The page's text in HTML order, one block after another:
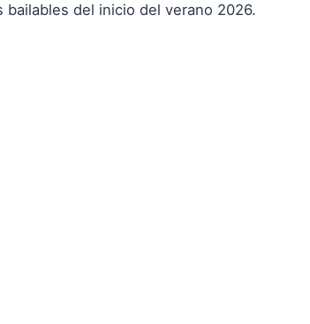
del inicio del verano 2026.